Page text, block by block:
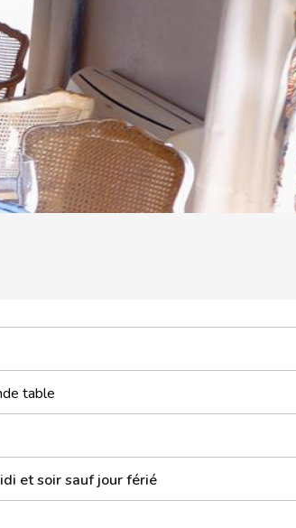
table
et soir sauf jour férié